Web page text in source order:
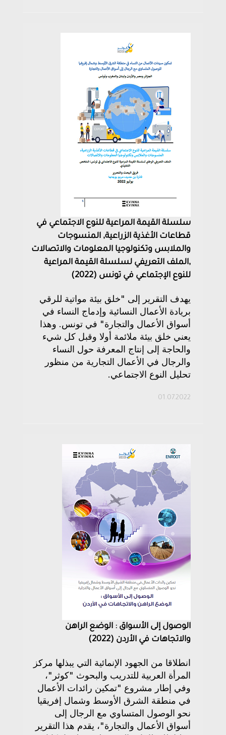
سلسلة القيمة المراعية للنوع الاجتماعي في
قطاعات الأغذية الزراعية, المنسوجات
والملابس وتكنولوجيا المعلومات والاتصالات
,الملف التعريفي لسلسلة القيمة المراعية
للنوع الإجتماعي في تونس (2022)
يهدف التقرير إلى "خلق بيئة مواتية للرقي
بريادة الأعمال النسائية وإدماج النساء في
أسواق الأعمال والتجارة" في تونس. وهذا
يعني خلق بيئة ملائمة أولا وقبل كل شيء
والحاجة إلى إنتاج المعرفة حول النساء
والرجال في الأعمال التجارية من منظور
تحليل النوع الاجتماعي.
01.07.2022
الوصول إلى الأسواق : الوضع الراهن
والاتجاهات في الأردن (2022)
انطلاقا من الجهود الإنمائية التي يبذلها مركز
المرأة العربية للتدريب والبحوث "كوثر"،
وفي إطار مشروع "تمكين رائدات الأعمال
في منطقة الشرق الأوسط وشمال إفريقيا
نحو الوصول المتساوي مع الرجال إلى
أسواق الأعمال والتجارة"، يقدم هذا التقرير